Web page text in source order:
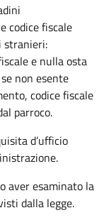
codice fiscale
stranieri:
e nulla osta
non esente
codice fiscale
parroco.
d’ufficio
aver esaminato la
dalla legge.